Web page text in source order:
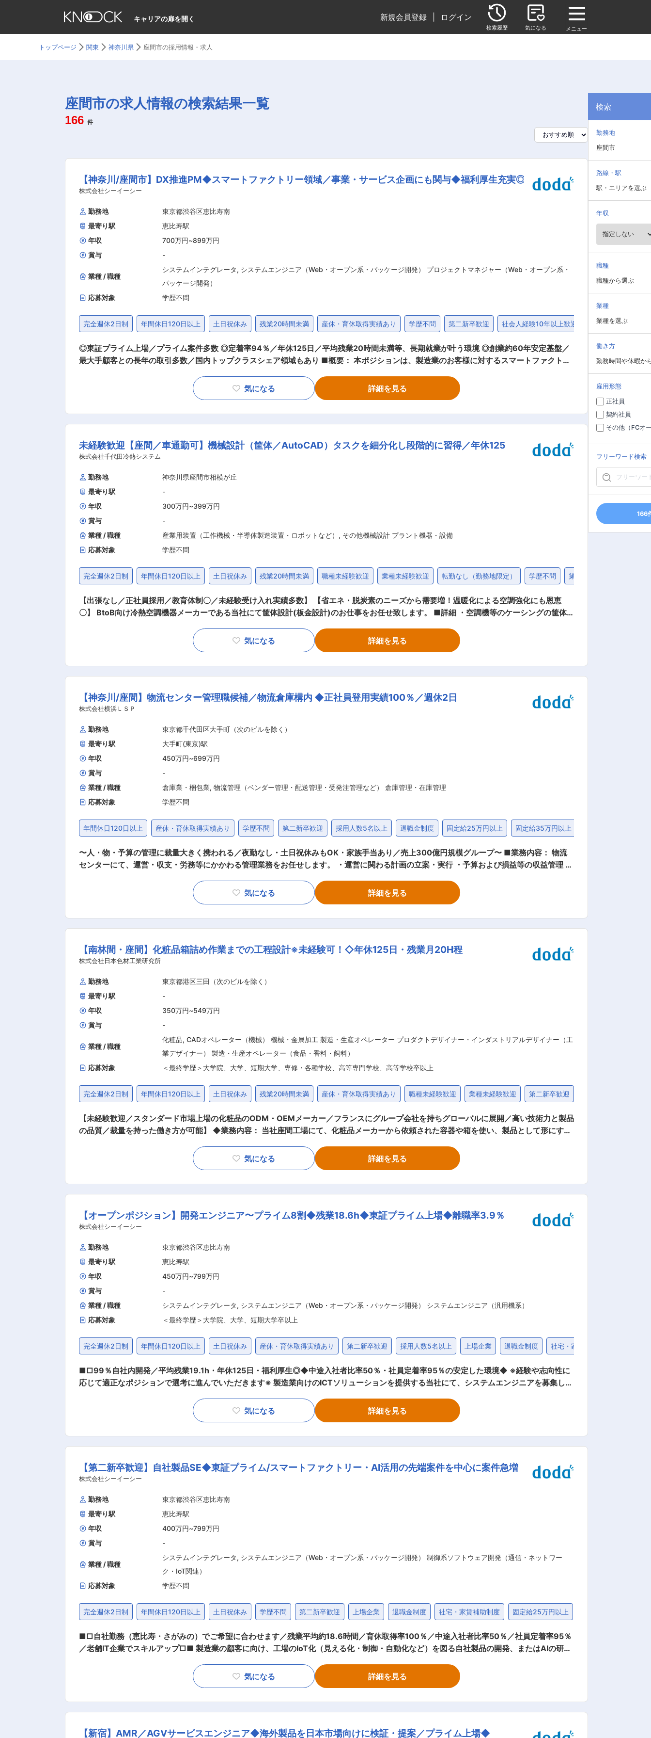
キャリアの扉を開く 新規会員登録 ログイン
検索履歴 気になる メニュー
トップページ 関東 神奈川県 座間市の採用情報・求人
座間市の求人情報の検索結果一覧
166 件
【神奈川/座間市】DX推進PM◆スマートファクトリー領域／事業・サービス企画にも関与◆福利厚生充実◎
株式会社シーイーシー
勤務地
東京都渋谷区恵比寿南
最寄り駅
恵比寿駅
年収
700万円~899万円
賞与
-
業種 / 職種
システムインテグレータ, システムエンジニア（Web・オープン系・パッケージ開発） プロジェクトマネジャー（Web・オープン系・
パッケージ開発）
応募対象
学歴不問
完全週休2日制 年間休日120日以上 土日祝休み 残業20時間未満 産休・育休取得実績あり 学歴不問 第二新卒歓迎 社会人経験10年以上歓迎 上場企業
◎東証プライム上場／プライム案件多数 ◎定着率94％／年休125日／平均残業20時間未満等、長期就業が叶う環境 ◎創業約60年安定基盤／
最大手顧客との長年の取引多数／国内トップクラスシェア領域もあり ■概要： 本ポジションは、製造業のお客様に対するスマートファクトリ
ータ基盤・データ分析・生成AIなどを提供する他部門と連携し、設備IoTやシミュレーターなどのツールを活用しながら、工場のお客様の課題
に伴走し、ITによる課題解決を推進します。主な顧客は、自動車・自動車部品・重工業などの業界に属する大手から中堅までの企業の機械加
領域のサービス企画への参画 ・製造業の顧客に対するDX提案、構想策定支援、設備IoT、MES領域のソリューション提案 ・顧客の生産技術、
製造部門、情報システム部門との要件整理 ・クラウド・データ基盤・AIチームとの連携による統合提案 【チームマネジメント・業績管理】 ・
■一緒に働くメンバー： ◇約50名規模の組織 キャリア入社者も多く、多様なバックグラウンドを持つメンバーが在籍しています。 ◇製造業
と先端技術に強みを持つメンバー構成 ロボットSI、シミュレーター開発（Unityなど）、組み込み開発、設備コントローラ開発など、現場に強
いエンジニアが多数在籍しています。 ◇技術と組織の両面で成長できる環境 ロボコン出場、生成AI活用、AIエージェント検証、社外コミュニ
気になる 詳細を見る
未経験歓迎【座間／車通勤可】機械設計（筐体／AutoCAD）タスクを細分化し段階的に習得／年休125
株式会社千代田冷熱システム
勤務地
神奈川県座間市相模が丘
最寄り駅
-
年収
300万円~399万円
賞与
-
業種 / 職種
産業用装置（工作機械・半導体製造装置・ロボットなど） , その他機械設計 プラント機器・設備
応募対象
学歴不問
完全週休2日制 年間休日120日以上 土日祝休み 残業20時間未満 職種未経験歓迎 業種未経験歓迎 転勤なし（勤務地限定） 学歴不問 第二新卒歓迎
【出張なし／正社員採用／教育体制〇／未経験受け入れ実績多数】 【省エネ・脱炭素のニーズから需要増！温暖化による空調強化にも恩恵
〇】 BtoB向け冷熱空調機器メーカーである当社にて筐体設計(板金設計)のお仕事をお任せ致します。 ■詳細 ・空調機等のケーシングの筐体
調株式会社、仙台小林製薬株式会社、日管株式会社、富士フィルム株式会社等 ■組織構成 8名体制となり、10代〜70代の幅広い年齢層の社員
業用空調機、熱交換器、ドラム缶加温庫などを中心に、顧客ごとの仕様に応じたフルオーダーメイド製品を提供する技術系メーカーです。機
械設計職は、一般空調では対応できない温度・湿度・設置制約などの条件を踏まえ、製品の筐体設計や構造設計を担います。AutoCADを用い
を考慮した設計に携われる点が特長です。顧客は化学・医薬・食品・製造業など多岐にわたり、自身が設計した製品が最終的にどのような用
途で使われているかを実感しやすい環境です。OJTを中心に基礎から専門性を高め、長期的に技術者として成長できる体制が整っており、設
気になる 詳細を見る
【神奈川/座間】物流センター管理職候補／物流倉庫構内 ◆正社員登用実績100％／週休2日
株式会社横浜ＬＳＰ
勤務地
東京都千代田区大手町（次のビルを除く）
最寄り駅
大手町(東京)駅
年収
450万円~699万円
賞与
-
業種 / 職種
倉庫業・梱包業, 物流管理（ベンダー管理・配送管理・受発注管理など） 倉庫管理・在庫管理
応募対象
学歴不問
年間休日120日以上 産休・育休取得実績あり 学歴不問 第二新卒歓迎 採用人数5名以上 退職金制度 固定給25万円以上 固定給35万円以上
〜人・物・予算の管理に裁量大きく携われる／夜勤なし・土日祝休みもOK・家族手当あり／売上300億円規模グループ〜 ■業務内容： 物流
センターにて、運営・収支・労務等にかかわる管理業務をお任せします。 ・運営に関わる計画の立案・実行 ・予算および損益等の収益管理 ・
上場「ビーイングホールディングス」のグループ企業 ★基盤の安定している当社／安心して長く働ける環境あり 【詳細】 株式会社横浜LSP
は、東京都千代田区大手町に本社を置く、一般貨物運送・物流サービスを展開する企業です。2〜11トントラックを多数保有し、商品の保管、
年）9月設立の(株)ビーイングホールディングスを主体とし、全12社で構成する総合物流企業グループです。 「物流」＝「モノを運ぶ仕事」
と思っていませんか？ ビーインググループは、いかに合理的にモノを運ばないかという発想から「運ばない物流」を掲げ、お客さまに物流改
気になる 詳細を見る
【南林間・座間】化粧品箱詰め作業までの工程設計※未経験可！◇年休125日・残業月20H程
株式会社日本色材工業研究所
勤務地
東京都港区三田（次のビルを除く）
最寄り駅
-
年収
350万円~549万円
賞与
-
業種 / 職種
化粧品, CADオペレーター（機械） 機械・金属加工 製造・生産オペレーター プロダクトデザイナー・インダストリアルデザイナー（工
業デザイナー） 製造・生産オペレーター（食品・香料・飼料）
応募対象
＜最終学歴＞大学院、大学、短期大学、専修・各種学校、高等専門学校、高等学校卒以上
完全週休2日制 年間休日120日以上 土日祝休み 残業20時間未満 産休・育休取得実績あり 職種未経験歓迎 業種未経験歓迎 第二新卒歓迎
【未経験歓迎／スタンダード市場上場の化粧品のODM・OEMメーカー／フランスにグループ会社を持ちグローバルに展開／高い技術力と製品
の品質／裁量を持った働き方が可能】 ◆業務内容： 当社座間工場にて、化粧品メーカーから依頼された容器や箱を使い、製品として形にする
します。 ・シミュレーション： 専用の装置（箱折り機やシュリンク機）を使い、設計した通りに綺麗に仕上がるかテストします。 ・品質検
証： 輸送時の衝撃で箱が潰れないか等の試験を行い、最適な梱包状態を決定します。 ・チーム連携： 中身（バルク）製造や充填担当のメンバ
0代が中心の構成で、1製品につき3〜4名の小チームで動くため、相談しやすく、自分の意見が反映されやすい環境です。工場には、年齢層も
若手社員〜ベテラン社員まで幅広く在籍しており、中途入社でも馴染みやすい環境です。 ◆同社の魅力 ◇創業以来90年（創業1930年）、色
社はメイクアップなどの色ものに強く、大手企業も含め数多くのお客様からご依頼を頂いております。 ◇研究開発と生産技術に対する人材と
予算をしっかりと投資しており、トータル・サポート・フォーメーションという一貫体制を実現することで、高い技術力と製品の品質を維持
しております。 ◇佐藤製薬株式会社・株式会社井田ラボラトリーズ・ELCジャパン株式会社等大手顧客との取引も多数です。 ◇年休125日・
気になる 詳細を見る
【オープンポジション】開発エンジニア〜プライム8割◆残業18.6h◆東証プライム上場◆離職率3.9％
株式会社シーイーシー
勤務地
東京都渋谷区恵比寿南
最寄り駅
恵比寿駅
年収
450万円~799万円
賞与
-
業種 / 職種
システムインテグレータ, システムエンジニア（Web・オープン系・パッケージ開発） システムエンジニア（汎用機系）
応募対象
＜最終学歴＞大学院、大学、短期大学卒以上
完全週休2日制 年間休日120日以上 土日祝休み 産休・育休取得実績あり 第二新卒歓迎 採用人数5名以上 上場企業 退職金制度 社宅・家賃補助制度
■□99％自社内開発／平均残業19.1h・年休125日・福利厚生◎◆中途入社者比率50％・社員定着率95％の安定した環境◆ ※経験や志向性に
応じて適正なポジションで選考に進んでいただきます※ 製造業向けのICTソリューションを提供する当社にて、システムエンジニアを募集して
共サービス事業者向け基幹系システム等、日本を代表するエネルギー・通信・旅行事業者や官公庁・自治体向けの業務システム開発を中心
に、要件定義から設計、開発、運用まで一連をお任せ致します。 【マイクロソフト製品カスタマイズプロジェクト】 マイクロソフト社の各製
働き方： 柔軟な働き方や50年以上続く安定基盤（東証プライム市場上場）、堅実で親切な社員が多い社風により、離職率3.9%／平均勤続年
数16.1年と長く活躍出来る会社です。 ■当社の魅力： （1）創業50年超・東証一部上場の安定した経営基盤…50年を超える長きにわたり、多
て働く事ができます。 （2）エンドユーザーと直接取引をするプライムベンダー…要件定義・設計から開発・検証・運用保守に携わっている
為、プログラミングだけでなく高度な先進技術と幅広い知識を自然と身に付ける事ができます。 （3）全社員が立場の違いに関わらず新規ビ
ジネスを企画し、会社へ提案を行ない、採用されるとビジネスリーダーとしてそのビジネスを担当できる「ビジネスチャレンジプロジェク
気になる 詳細を見る
【第二新卒歓迎】自社製品SE◆東証プライム/スマートファクトリー・AI活用の先端案件を中心に案件急増
株式会社シーイーシー
勤務地
東京都渋谷区恵比寿南
最寄り駅
恵比寿駅
年収
400万円~799万円
賞与
-
業種 / 職種
システムインテグレータ, システムエンジニア（Web・オープン系・パッケージ開発） 制御系ソフトウェア開発（通信・ネットワー
ク・IoT関連）
応募対象
学歴不問
完全週休2日制 年間休日120日以上 土日祝休み 学歴不問 第二新卒歓迎 上場企業 退職金制度 社宅・家賃補助制度 固定給25万円以上
■□自社勤務（恵比寿・さがみの）でご希望に合わせます／残業平均約18.6時間／育休取得率100％／中途入社者比率50％／社員定着率95％
／老舗IT企業でスキルアップ□■ 製造業の顧客に向け、工場のIoT化（見える化・制御・自動化など）を図る自社製品の開発、またはAIの研究
す。 ・自社製品の設計〜テスト、保守〜改善開発 ・QCD管理（開発計画〜実行管理） ・現地導入支援 ・AI研究（国内外の論文をもとに技術
検証、企画〜実装） ※自社製品開発や製造業に対する業務経験をお持ちの方 即戦力として優遇し、プロジェクトリーダー、プロジェクトマネ
ディング能力を伸ばせます。 ・自社製品開発に直接かかわれるため、自信の成長や市場／お客様の声を実感できます ・お客様より製品満足度
気になる 詳細を見る
【新宿】AMR／AGVサービスエンジニア◆海外製品を日本市場向けに検証・提案／プライム上場◆
検索
勤務地
座間市
路線・駅
駅・エリアを選ぶ
年収
職種
職種から選ぶ
業種
業種を選ぶ
働き方
勤務時間や休暇か
雇用形態
正社員
契約社員
その他（FCオ
フリーワード検索
166